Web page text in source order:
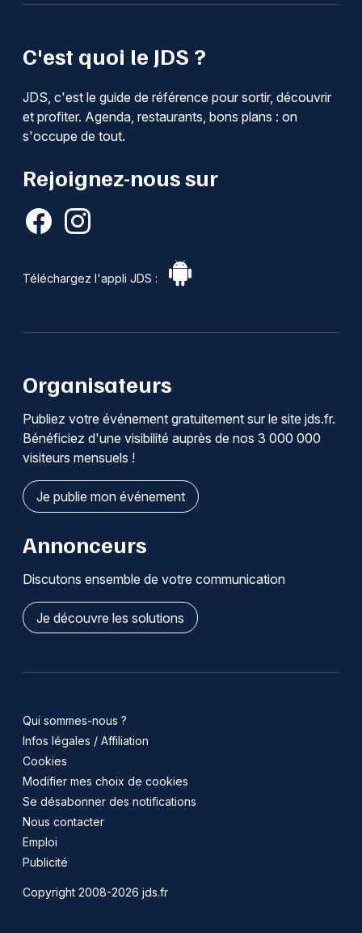
C'est quoi le JDS ?
JDS, c'est le guide de référence pour sortir, découvrir
et profiter. Agenda, restaurants, bons plans : on
s'occupe de tout.
Rejoignez-nous sur
Téléchargez l'appli JDS :
Organisateurs
Publiez votre événement gratuitement sur le site jds.fr.
Bénéficiez d'une visibilité auprès de nos 3 000 000
visiteurs mensuels !
Je publie mon événement
Annonceurs
Discutons ensemble de votre communication
Je découvre les solutions
Qui sommes-nous ?
Infos légales / Affiliation
Cookies
Modifier mes choix de cookies
Se désabonner des notifications
Nous contacter
Emploi
Publicité
Copyright 2008-2026 jds.fr